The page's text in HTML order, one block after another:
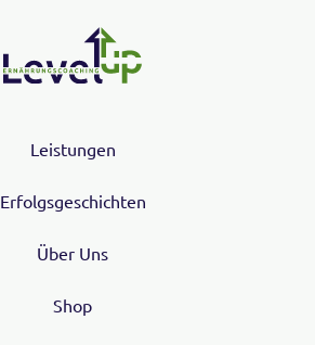
Leistungen
Erfolgsgeschichten
Über Uns
Shop